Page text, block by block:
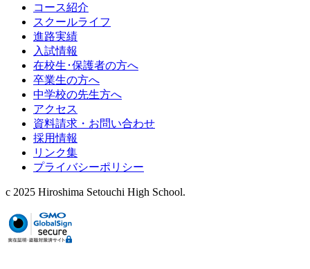
コース紹介
スクールライフ
進路実績
入試情報
在校生･保護者の方へ
卒業生の方へ
中学校の先生方へ
アクセス
資料請求・お問い合わせ
採用情報
リンク集
プライバシーポリシー
c 2025 Hiroshima Setouchi High School.